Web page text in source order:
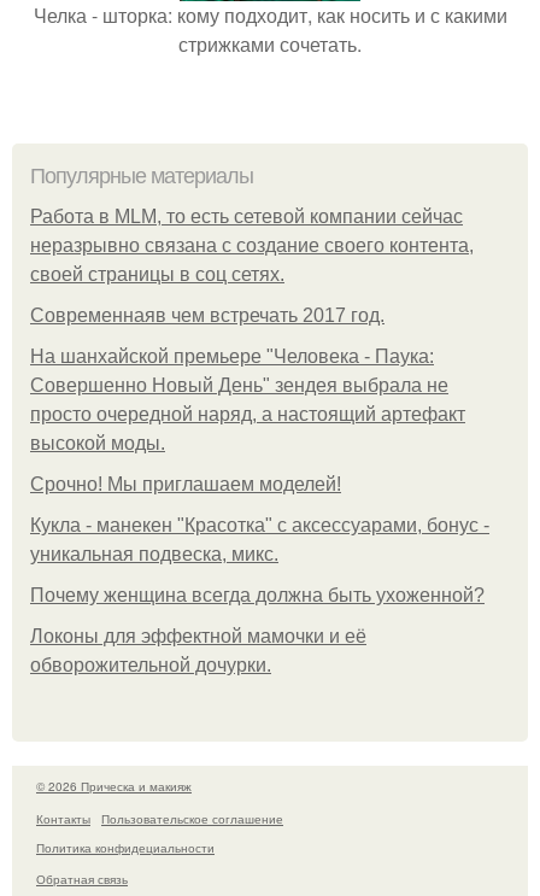
Челка - шторка: кому подходит, как носить и с какими
стрижками сочетать.
Популярные материалы
Работа в MLM, то есть сетевой компании сейчас
неразрывно связана с создание своего контента,
своей страницы в соц сетях.
Современнаяв чем встречать 2017 год.
На шанхайской премьере "Человека - Паука:
Совершенно Новый День" зендея выбрала не
просто очередной наряд, а настоящий артефакт
высокой моды.
Срочно! Мы приглашаем моделей!
Кукла - манекен "Красотка" с аксессуарами, бонус -
уникальная подвеска, микс.
Почему женщина всегда должна быть ухоженной?
Локоны для эффектной мамочки и её
обворожительной дочурки.
© 2026 Прическа и макияж
Контакты
Пользовательское соглашение
Политика конфидециальности
Обратная связь